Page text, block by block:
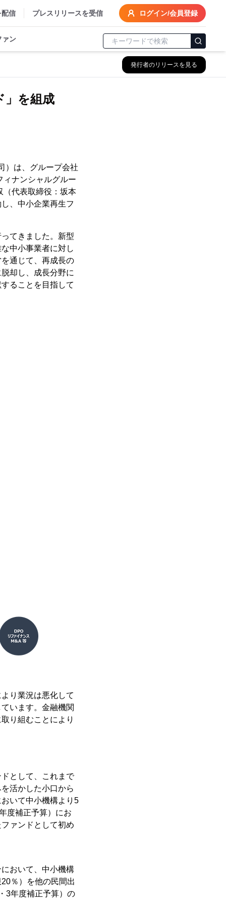
配信 プレスリリースを受信 ログイン/会員登録
ァン
発行者のリリースを見る
」を組成
）は、グループ会社
ィナンシャルグルー
（代表取締役：坂本
、中小企業再生フ
てきました。新型
中小事業者に対し
通じて、再成長の
却し、成長分野に
ることを目指して
り業況は悪化して
います。金融機関
り組むことにより
として、これまで
活かした小口から
いて中小機構より5
度補正予算）にお
ァンドとして初め
おいて、中小機構
％）を他の民間出
3年度補正予算）の